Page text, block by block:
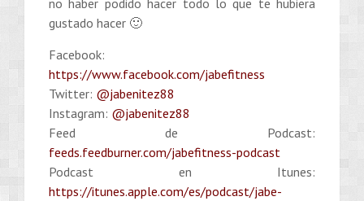
gustado hacer 🙂
Facebook:
https://www.facebook.com/jabefitness
Twitter: @jabenitez88
Instagram: @jabenitez88
Feed de Podcast:
feeds.feedburner.com/jabefitness-podcast
Podcast en Itunes:
https://itunes.apple.com/es/podcast/jabe-